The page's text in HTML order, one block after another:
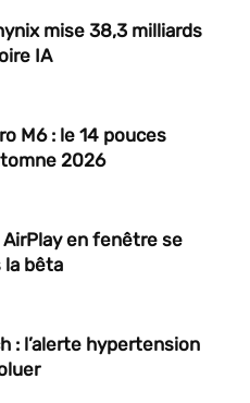
mise 38,3 milliards
IA
M6 : le 14 pouces
2026
AirPlay en fenêtre se
la bêta
: l’alerte hypertension